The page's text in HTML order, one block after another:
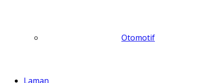
Otomotif
Laman